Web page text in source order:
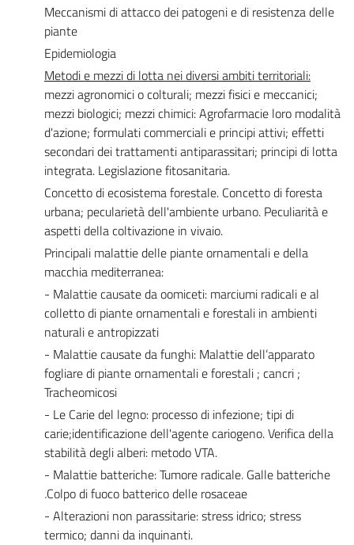
Meccanismi di attacco dei patogeni e di resistenza delle
piante
Epidemiologia
Metodi e mezzi di lotta nei diversi ambiti territoriali:
mezzi agronomici o colturali; mezzi fisici e meccanici;
mezzi biologici; mezzi chimici: Agrofarmacie loro modalità
d'azione; formulati commerciali e principi attivi; effetti
secondari dei trattamenti antiparassitari; principi di lotta
integrata. Legislazione fitosanitaria.
Concetto di ecosistema forestale. Concetto di foresta
urbana; pecularietà dell'ambiente urbano. Peculiarità e
aspetti della coltivazione in vivaio.
Principali malattie delle piante ornamentali e della
macchia mediterranea:
- Malattie causate da oomiceti: marciumi radicali e al
colletto di piante ornamentali e forestali in ambienti
naturali e antropizzati
- Malattie causate da funghi: Malattie dell’apparato
fogliare di piante ornamentali e forestali ; cancri ;
Tracheomicosi
- Le Carie del legno: processo di infezione; tipi di
carie;identificazione dell'agente cariogeno. Verifica della
stabilità degli alberi: metodo VTA.
- Malattie batteriche: Tumore radicale. Galle batteriche
.Colpo di fuoco batterico delle rosaceae
- Alterazioni non parassitarie: stress idrico; stress
termico; danni da inquinanti.